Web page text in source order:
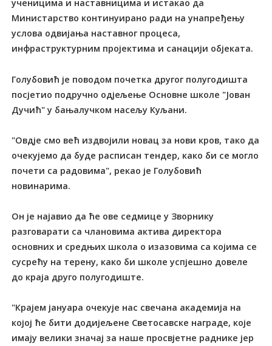
ученицима и наставницима и истакао да
Министарство континуирано ради на унапређењу
услова одвијања наставног процеса,
инфраструктурним пројектима и санацији објеката.
Голубовић је поводом почетка другог полугодишта
посјетио подручно одјељење Основне школе "Јован
Дучић" у бањалучком насељу Куљани.
"Овдје смо већ издвојили новац за нови кров, тако да
очекујемо да буде расписан тендер, како би се могло
почети са радовима", рекао је Голубовић
новинарима.
Он је најавио да ће ове седмице у Зворнику
разговарати са члановима актива директора
основних и средњих школа о изазовима са којима се
сусрећу на терену, како би школе успјешно довеле
до краја друго полугодиште.
"Крајем јануара очекује нас свечана академија на
којој ће бити додијељене Светосавске награде, које
имају велики значај за наше просвјетне раднике јер